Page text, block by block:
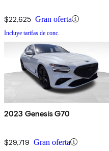
$22,625 Gran oferta
Incluye tarifas de conc.
2023 Genesis G70
$29,719 Gran oferta